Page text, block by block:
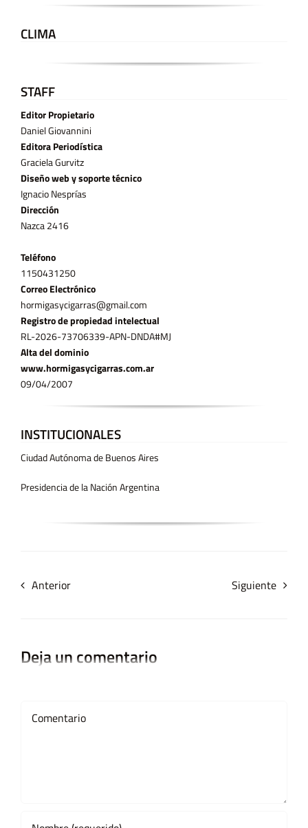
CLIMA
STAFF
Editor Propietario
Daniel Giovannini
Editora Periodística
Graciela Gurvitz
Diseño web y soporte técnico
Ignacio Nesprías
Dirección
Nazca 2416
Teléfono
11­50431250
Correo Electrónico
hormigasycigarras@gmail.com
Registro de propiedad intelectual
RL-2026-73706339-APN-DNDA#MJ
Alta del dominio
www.hormigasycigarras.com.ar
09/04/2007
INSTITUCIONALES
Ciudad Autónoma de Buenos Aires
Presidencia de la Nación Argentina
Anterior Siguiente
Deja un comentario